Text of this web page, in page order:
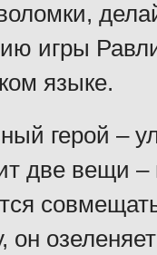
игры
языке.
герой –
две вещи –
он